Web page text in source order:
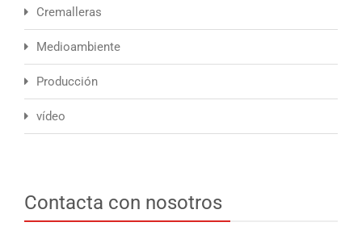
Cremalleras
Medioambiente
Producción
vídeo
Contacta con nosotros